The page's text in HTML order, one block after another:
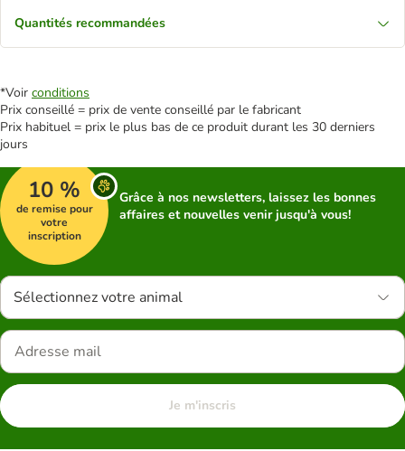
Quantités recommandées
*Voir conditions
Prix conseillé = prix de vente conseillé par le fabricant
Prix habituel = prix le plus bas de ce produit durant les 30 derniers
jours
10 %
de remise pour
votre
inscription
Grâce à nos newsletters, laissez les bonnes
affaires et nouvelles venir jusqu'à vous!
Sélectionnez votre animal
Je m'inscris